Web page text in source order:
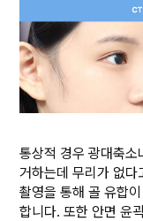
통상적 경우 광대축
거하는데 무리가 없
촬영을 통해 골 유합
합니다. 또한 안면 윤